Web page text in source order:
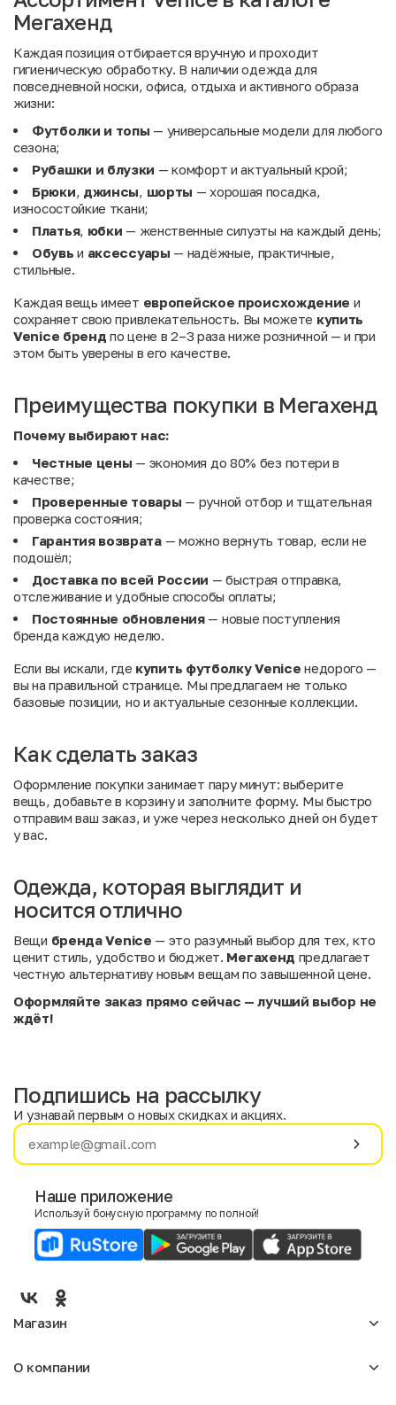
Мегахенд
Каждая позиция отбирается вручную и проходит
гигиеническую обработку. В наличии одежда для
повседневной носки, офиса, отдыха и активного образа
жизни:
Футболки и топы — универсальные модели для любого
сезона;
Рубашки и блузки — комфорт и актуальный крой;
Брюки, джинсы, шорты — хорошая посадка,
износостойкие ткани;
Платья, юбки — женственные силуэты на каждый день;
Обувь и аксессуары — надёжные, практичные,
стильные.
Каждая вещь имеет европейское происхождение и
сохраняет свою привлекательность. Вы можете купить
Venice бренд по цене в 2–3 раза ниже розничной — и при
этом быть уверены в его качестве.
Преимущества покупки в Мегахенд
Почему выбирают нас:
Честные цены — экономия до 80% без потери в
качестве;
Проверенные товары — ручной отбор и тщательная
проверка состояния;
Гарантия возврата— можно вернуть товар, если не
подошёл;
Доставка по всей России — быстрая отправка,
отслеживание и удобные способы оплаты;
Постоянные обновления— новые поступления
бренда каждую неделю.
Если вы искали, где купить футболку Venice недорого —
вы на правильной странице. Мы предлагаем не только
базовые позиции, но и актуальные сезонные коллекции.
Как сделать заказ
Оформление покупки занимает пару минут: выберите
вещь, добавьте в корзину и заполните форму. Мы быстро
отправим ваш заказ, и уже через несколько дней он будет
у вас.
Одежда, которая выглядит и
носится отлично
Вещи бренда Venice — это разумный выбор для тех, кто
ценит стиль, удобство и бюджет. Мегахенд предлагает
честную альтернативу новым вещам по завышенной цене.
Оформляйте заказ прямо сейчас — лучший выбор не
ждёт!
Имя
E-mail
Пол
Мужской
Подпишись на рассылку
И узнавай первым о новых скидках и акциях.
Наше приложение
Используй бонусную программу по полной!
Магазин
Мужское
О компании